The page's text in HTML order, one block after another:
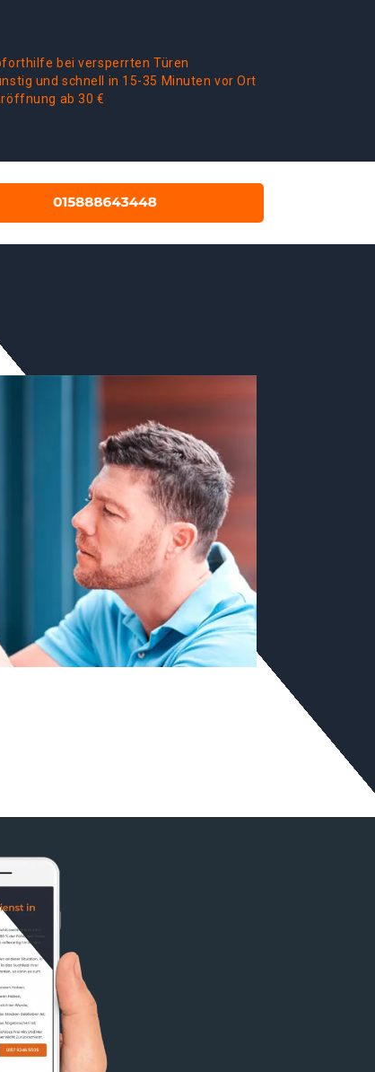
bei versperrten Türen
und schnell in 15-35 Minuten vor Ort
ab 30 €